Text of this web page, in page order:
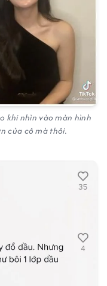
khi nhìn vào màn hình
của cô mà thôi.